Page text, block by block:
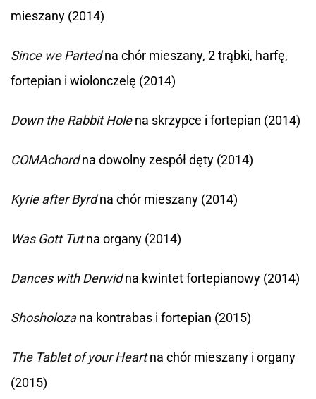
mieszany (2014)
Since we Partedna chór mieszany, 2 trąbki, harfę,
fortepian i wiolonczelę (2014)
Down the Rabbit Holena skrzypce i fortepian (2014)
COMAchordna dowolny zespół dęty (2014)
Kyrie after Byrdna chór mieszany (2014)
Was Gott Tutna organy (2014)
Dances with Derwidna kwintet fortepianowy (2014)
Shosholozana kontrabas i fortepian (2015)
The Tablet of your Heartna chór mieszany i organy
(2015)